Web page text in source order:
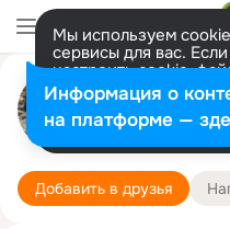
Мы используем
сервисы для вас.
настроить cookie-
представитель.
Разрешить все
Татьяна
Хабаровск
Подробнее
Добавить в друзья
Информация о
на платформе —